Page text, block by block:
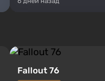
Fallout 76